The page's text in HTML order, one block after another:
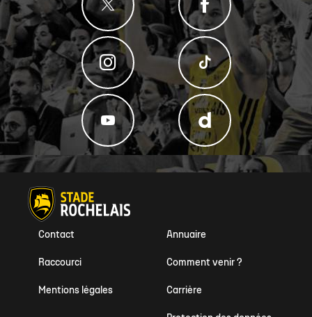
Annuaire
Contact
Comment venir ?
Raccourci
Carrière
Mentions légales